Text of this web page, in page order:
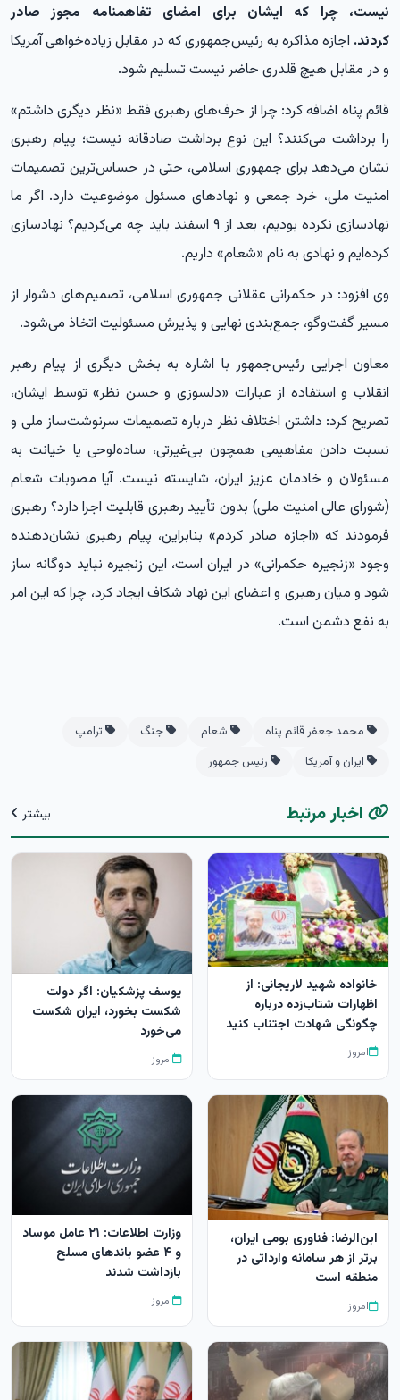
نیست، چرا که ایشان برای امضای تفاهمنامه مجوز صادر
کردند. اجازه مذاکره به رئیس‌جمهوری که در مقابل زیاده‌خواهی آمریکا
و در مقابل هیچ قلدری حاضر نیست تسلیم شود.
قائم پناه اضافه کرد: چرا از حرف‌های رهبری فقط «نظر دیگری داشتم»
را برداشت می‌کنند؟ این نوع برداشت صادقانه نیست؛ پیام رهبری
نشان می‌دهد برای جمهوری اسلامی، حتی در حساس‌ترین تصمیمات
امنیت ملی، خرد جمعی و نهادهای مسئول موضوعیت دارد. اگر ما
نهادسازی نکرده بودیم، بعد از ۹ اسفند باید چه می‌کردیم؟ نهادسازی
کرده‌ایم و نهادی به نام «شعام» داریم.
وی افزود: در حکمرانی عقلانی جمهوری اسلامی، تصمیم‌های دشوار از
مسیر گفت‌وگو، جمع‌بندی نهایی و پذیرش مسئولیت اتخاذ می‌شود.
معاون اجرایی رئیس‌جمهور با اشاره به بخش دیگری از پیام رهبر
انقلاب و استفاده از عبارات «دلسوزی و حسن نظر» توسط ایشان،
تصریح کرد: داشتن اختلاف نظر درباره تصمیمات سرنوشت‌ساز ملی و
نسبت دادن مفاهیمی همچون بی‌غیرتی، ساده‌لوحی یا خیانت به
مسئولان و خادمان عزیز ایران، شایسته نیست. آیا مصوبات شعام
(شورای عالی امنیت ملی) بدون تأیید رهبری قابلیت اجرا دارد؟ رهبری
فرمودند که «اجازه صادر کردم» بنابراین، پیام رهبری نشان‌دهنده
وجود «زنجیره حکمرانی» در ایران است، این زنجیره نباید دوگانه ساز
شود و میان رهبری و اعضای این نهاد شکاف ایجاد کرد، چرا که این امر
به نفع دشمن است.
محمد جعفر قائم پناه شعام جنگ
ترامپ
ایران و آمریکا
رئیس جمهور
اخبار مرتبط بیشتر
خانواده شهید لاریجانی: از
اظهارات شتاب‌زده درباره
چگونگی شهادت اجتناب کنید
امروز
یوسف پزشکیان: اگر دولت
شکست بخورد، ایران شکست
می‌خورد
امروز
ابن‌الرضا: فناوری بومی ایران،
برتر از هر سامانه وارداتی در
منطقه است
امروز
وزارت اطلاعات: ۲۱ عامل موساد
و ۴ عضو باندهای مسلح
بازداشت شدند
امروز